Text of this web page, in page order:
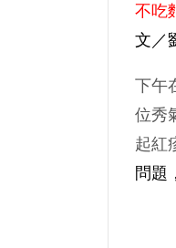
不吃
文／
下午
位秀
起紅
問題